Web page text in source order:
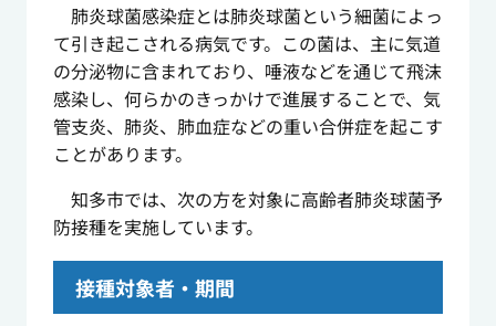
肺炎球菌感染症とは肺炎球菌という細菌によっ
て引き起こされる病気です。この菌は、主に気道
の分泌物に含まれており、唾液などを通じて飛沫
感染し、何らかのきっかけで進展することで、気
管支炎、肺炎、肺血症などの重い合併症を起こす
ことがあります。
知多市では、次の方を対象に高齢者肺炎球菌予
防接種を実施しています。
接種対象者・期間